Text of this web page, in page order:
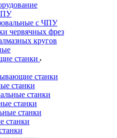
с ЧПУ
червячных фрез
кругов
станки
станки
станки
станки
станки
станки
станки